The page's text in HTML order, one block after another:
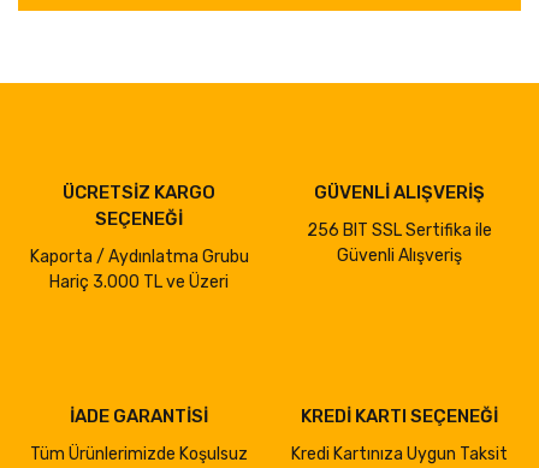
ÜCRETSİZ KARGO
SEÇENEĞİ
Kaporta / Aydınlatma Grubu
Hariç 3.000 TL ve Üzeri
GÜVENLİ ALIŞVERİŞ
256 BIT SSL Sertifika ile
Güvenli Alışveriş
İADE GARANTİSİ
Tüm Ürünlerimizde Koşulsuz
KREDİ KARTI SEÇENEĞİ
Kredi Kartınıza Uygun Taksit